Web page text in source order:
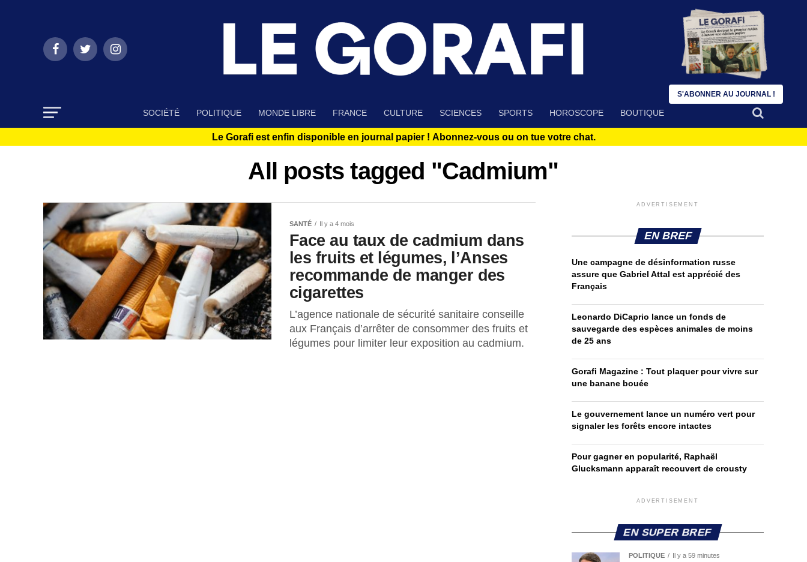
SOCIÉTÉ POLITIQUE MONDE LIBRE FRANCE CULTURE SCIENCES SPORTS HOROSCOPE BOUTIQUE
Le Gorafi est enfin disponible en journal papier ! Abonnez-vous ou on tue votre chat.
All posts tagged "Cadmium"
SANTÉ Il y a 4 mois
Face au taux de cadmium dans
les fruits et légumes, l’Anses
recommande de manger des
cigarettes
L’agence nationale de sécurité sanitaire conseille
aux Français d’arrêter de consommer des fruits et
légumes pour limiter leur exposition au cadmium.
ADVERTISEMENT
EN BREF
Une campagne de désinformation russe
assure que Gabriel Attal est apprécié des
Français
Leonardo DiCaprio lance un fonds de
sauvegarde des espèces animales de moins
de 25 ans
Gorafi Magazine : Tout plaquer pour vivre sur
une banane bouée
Le gouvernement lance un numéro vert pour
signaler les forêts encore intactes
Pour gagner en popularité, Raphaël
Glucksmann apparaît recouvert de crousty
ADVERTISEMENT
EN SUPER BREF
POLITIQUE Il y a 59 minutes
S'ABONNER AU JOURNAL !